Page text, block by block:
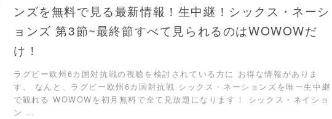
ンズを無料で見る最新情報！生中継！シックス・ネーシ
ョンズ 第3節~最終節すべて見られるのはWOWOWだ
け！
ラグビー欧州6カ国対抗戦の視聴を検討されている方に お得な情報がありま
す。 なんと、ラグビー欧州6カ国対抗戦 シックス・ネーションズを唯一生中継
で観れる WOWOWを初月無料で全て見放題になります！ シックス・ネイショ
ン …